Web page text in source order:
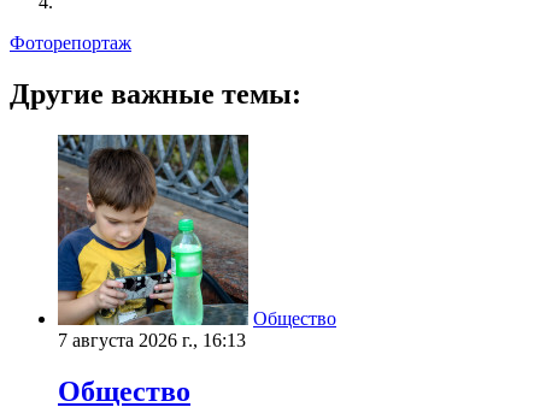
Фоторепортаж
Другие важные темы:
Общество
7 августа 2026 г., 16:13
Общество